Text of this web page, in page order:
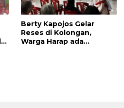
Berty Kapojos Gelar
Reses di Kolongan,
Warga Harap ada